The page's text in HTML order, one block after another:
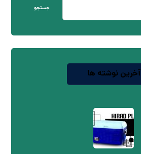
جستجو
آخرین نوشته ها